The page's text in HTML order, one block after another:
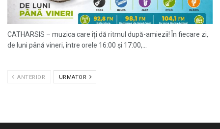
CATHARSIS – muzica care îți dă ritmul după-amiezii! În fiecare zi,
de luni până vineri, între orele 16:00 și 17:00,...
ANTERIOR URMATOR